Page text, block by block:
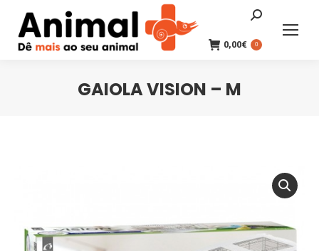
Search:
0,00€ 0
GAIOLA VISION – M